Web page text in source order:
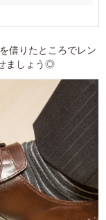
借りたところでレン
ましょう◎